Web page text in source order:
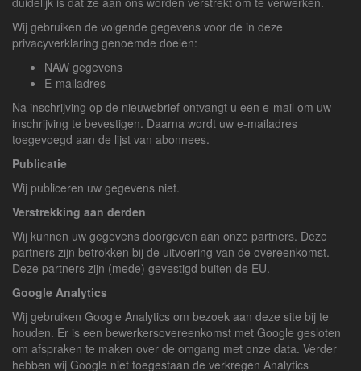
Wij gebruiken de volgende gegevens voor de in deze
privacyverklaring genoemde doelen:
NAW gegevens
E-mailadres
Na inschrijving op de nieuwsbrief ontvangt u een e-mail om uw
inschrijving te bevestigen. Daarna wordt uw e-mailadres
toegevoegd aan de lijst van abonnees.
Publicatie
Wij publiceren uw gegevens niet.
Verstrekking aan derden
Wij kunnen uw gegevens doorgeven aan onze partners. Deze
partners zijn betrokken bij de uitvoering van de overeenkomst.
Deze partners zijn (mede) gevestigd buiten de EU.
Google Analytics
Wij gebruiken Google Analytics om bezoek aan deze site bij te
houden. Er is een bewerkersovereenkomst met Google gesloten
om afspraken te maken over de omgang met onze data. Verder
hebben wij Google niet toegestaan de verkregen Analytics